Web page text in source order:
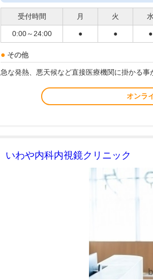
受付時間 月 火 水
0:00～24:00 ● ● ●
その他
急な発熱、悪天候など直接医療機関に掛かる
オンラ
いわや内科内視鏡クリニック